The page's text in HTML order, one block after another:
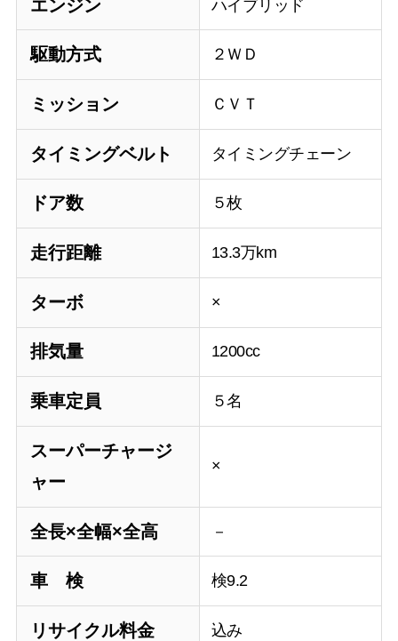
エンジン ハイブリッド
駆動方式 ２ＷＤ
ミッション ＣＶＴ
タイミングベルト タイミングチェーン
ドア数 ５枚
走行距離 13.3万km
ターボ ×
排気量 1200cc
乗車定員 ５名
スーパーチャージ
ャー
×
全長×全幅×全高 －
車 検 検9.2
リサイクル料金 込み